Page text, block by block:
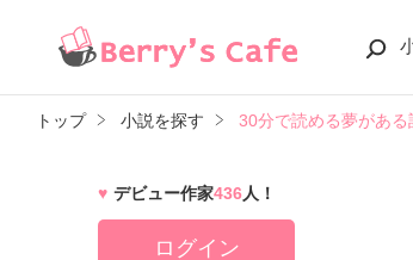
トップ 小説を探す 30分で読める夢がある
デビュー作家436人！
ログイン